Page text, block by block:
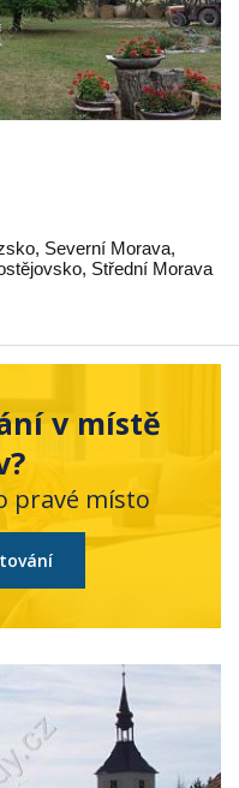
, Severní Morava,
, Střední Morava
v místě
pravé místo